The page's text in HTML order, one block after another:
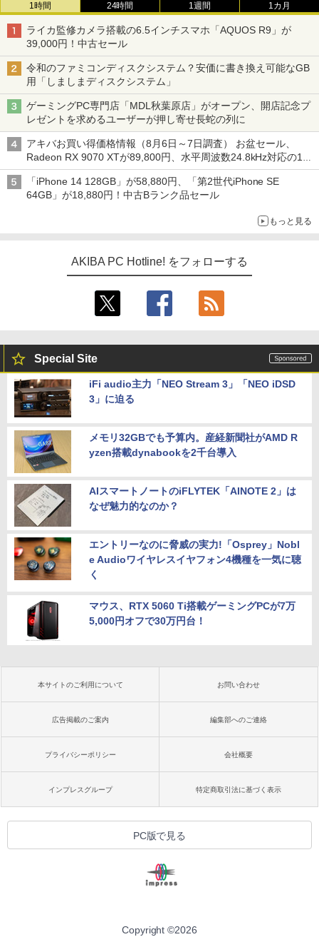
1時間 24時間 1週間 1カ月
ライカ監修カメラ搭載の6.5インチスマホ「AQUOS R9」が
39,000円！中古セール
令和のファミコンディスクシステム？安価に書き換え可能なGB
用「しましまディスクシステム」
ゲーミングPC専門店「MDL秋葉原店」がオープン、開店記念プ
レゼントを求めるユーザーが押し寄せ長蛇の列に
アキバお買い得価格情報（8月6日～7日調査） お盆セール、
Radeon RX 9070 XTが89,800円、水平周波数24.8kHz対応の17
型モニターが9,801円、暑さ指数連動セール ほか
「iPhone 14 128GB」が58,880円、「第2世代iPhone SE
64GB」が18,880円！中古Bランク品セール
もっと見る
AKIBA PC Hotline! をフォローする
Special Site
iFi audio主力「NEO Stream 3」「NEO iDSD
3」に迫る
メモリ32GBでも予算内。産経新聞社がAMD R
yzen搭載dynabookを2千台導入
AIスマートノートのiFLYTEK「AINOTE 2」は
なぜ魅力的なのか？
エントリーなのに脅威の実力!「Osprey」Nobl
e Audioワイヤレスイヤフォン4機種を一気に聴
く
マウス、RTX 5060 Ti搭載ゲーミングPCが7万
5,000円オフで30万円台！
本サイトのご利用について お問い合わせ
広告掲載のご案内 編集部へのご連絡
プライバシーポリシー 会社概要
インプレスグループ 特定商取引法に基づく表示
PC版で見る
Copyright ©2026